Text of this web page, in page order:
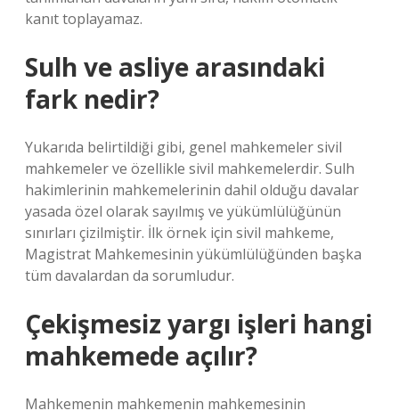
kanıt toplayamaz.
Sulh ve asliye arasındaki
fark nedir?
Yukarıda belirtildiği gibi, genel mahkemeler sivil
mahkemeler ve özellikle sivil mahkemelerdir. Sulh
hakimlerinin mahkemelerinin dahil olduğu davalar
yasada özel olarak sayılmış ve yükümlülüğünün
sınırları çizilmiştir. İlk örnek için sivil mahkeme,
Magistrat Mahkemesinin yükümlülüğünden başka
tüm davalardan da sorumludur.
Çekişmesiz yargı işleri hangi
mahkemede açılır?
Mahkemenin mahkemenin mahkemesinin